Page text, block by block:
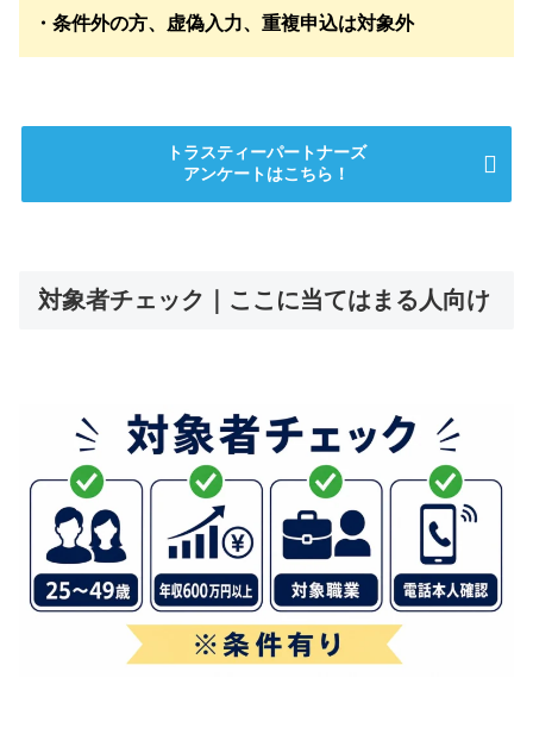
・条件外の方、虚偽入力、重複申込は対象外
トラスティーパートナーズ
アンケートはこちら！
対象者チェック｜ここに当てはまる人向け